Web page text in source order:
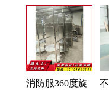
架、储物柜、信奶
柜、智能档案柜、
磁柜、电子存放箱
寄存柜、邮政信报
息安全柜、智能选
消防服360度旋